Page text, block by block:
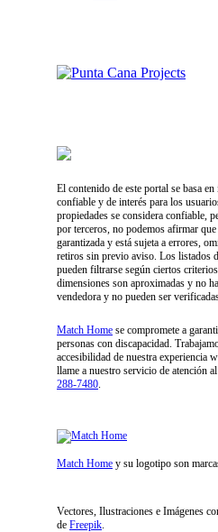
El contenido de este portal se basa
confiable y de interés para los
propiedades se considera confiable,
por terceros, no podemos afirmar
garantizada y está sujeta a errores,
retiros sin previo aviso. Los listados
pueden filtrarse según ciertos
dimensiones son aproximadas y no
vendedora y no pueden ser
Match Home se compromete a
personas con discapacidad.
accesibilidad de nuestra experiencia
llame a nuestro servicio de atención
288-7480.
Match Home y su logotipo son
Vectores, Ilustraciones e Imágenes
de Freepik.